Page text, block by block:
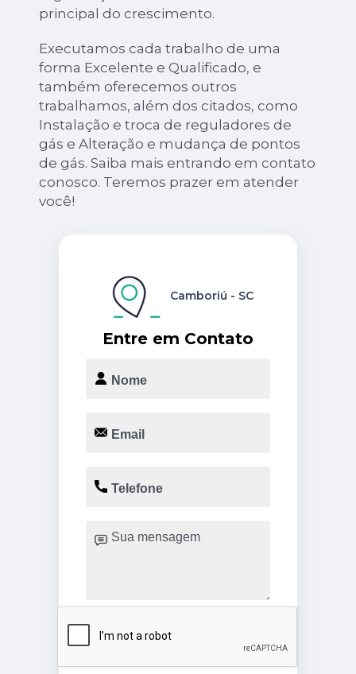
principal do crescimento.
Executamos cada trabalho de uma
forma Excelente e Qualificado, e
também oferecemos outros
trabalhamos, além dos citados, como
Instalação e troca de reguladores de
gás e Alteração e mudança de pontos
de gás. Saiba mais entrando em contato
conosco. Teremos prazer em atender
você!
Entre em Contato
Camboriú - SC